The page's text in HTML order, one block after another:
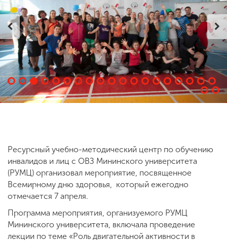
ENG SPN CHI
Приемная
комиссия
+7 (831) 262-26-20
Ресурсный учебно-методический центр по обучению
инвалидов и лиц с ОВЗ Мининского университета
(РУМЦ) организовал мероприятие, посвященное
Всемирному дню здоровья, который ежегодно
отмечается 7 апреля.
Программа мероприятия, организуемого РУМЦ
Мининского университета, включала проведение
лекции по теме «Роль двигательной активности в